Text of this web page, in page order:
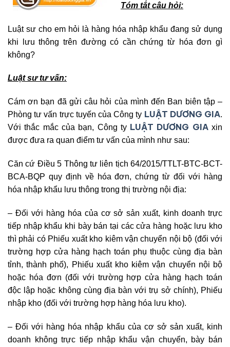
Tóm tắt câu hỏi:
Luật sư cho em hỏi là hàng hóa nhập khẩu đang sử dụng
khi lưu thông trên đường có cần chứng từ hóa đơn gì
không?
Luật sư tư vấn:
Cám ơn bạn đã gửi câu hỏi của mình đến Ban biên tập –
Phòng tư vấn trực tuyến của Công ty LUẬT DƯƠNG GIA.
Với thắc mắc của bạn, Công ty LUẬT DƯƠNG GIAxin
được đưa ra quan điểm tư vấn của mình như sau:
Căn cứ Điều 5 Thông tư liên tịch 64/2015/TTLT-BTC-BCT-
BCA-BQP quy định về hóa đơn, chứng từ đối với hàng
hóa nhập khẩu lưu thông trong thị trường nội địa:
– Đối với hàng hóa của cơ sở sản xuất, kinh doanh trực
tiếp nhập khẩu khi bày bán tại các cửa hàng hoặc lưu kho
thì phải có Phiếu xuất kho kiêm vận chuyển nội bộ (đối với
trường hợp cửa hàng hạch toán phụ thuộc cùng địa bàn
tỉnh, thành phố), Phiếu xuất kho kiêm vận chuyển nội bộ
hoặc hóa đơn (đối với trường hợp cửa hàng hạch toán
độc lập hoặc không cùng địa bàn với trụ sở chính), Phiếu
nhập kho (đối với trường hợp hàng hóa lưu kho).
– Đối với hàng hóa nhập khẩu của cơ sở sản xuất, kinh
doanh không trực tiếp nhập khẩu vận chuyển, bày bán